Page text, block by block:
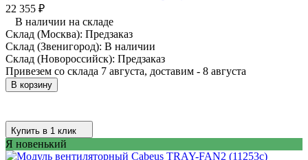
22 355 ₽
В наличии на складе
Склад (Москва): Предзаказ
Склад (Звенигород): В наличии
Склад (Новороссийск): Предзаказ
Привезем со склада 7 августа, доставим - 8 августа
В корзину
Купить в 1 клик
Я новенький